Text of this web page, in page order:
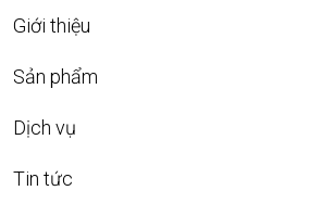
Giới thiệu
Sản phẩm
Dịch vụ
Tin tức